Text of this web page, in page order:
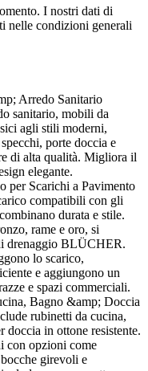
I nostri dati di
nelle condizioni generali
Arredo Sanitario
sanitario, mobili da
agli stili moderni,
porte doccia e
di alta qualità. Migliora il
elegante.
per Scarichi a Pavimento
compatibili con gli
durata e stile.
rame e oro, si
drenaggio BLÜCHER.
lo scarico,
e aggiungono un
e spazi commerciali.
Bagno &amp; Doccia
rubinetti da cucina,
doccia in ottone resistente.
con opzioni come
girevoli e